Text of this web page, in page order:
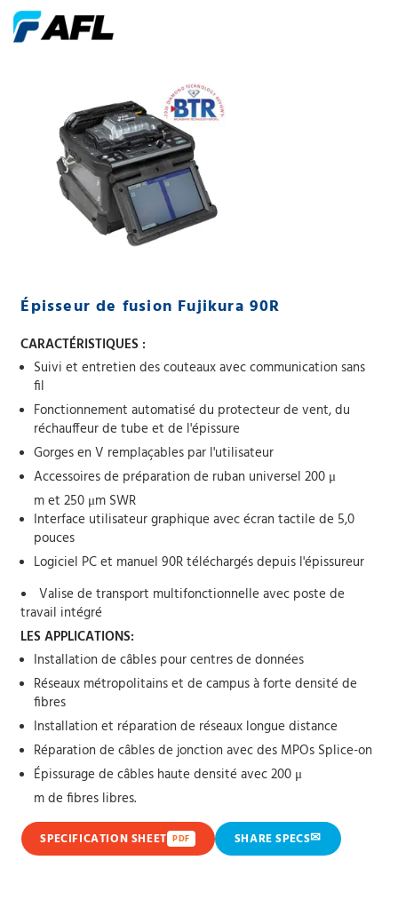
Épisseur de fusion Fujikura 90R
CARACTÉRISTIQUES :
Suivi et entretien des couteaux avec communication sans
fil
Fonctionnement automatisé du protecteur de vent, du
réchauffeur de tube et de l'épissure
Gorges en V remplaçables par l'utilisateur
Accessoires de préparation de ruban universel 200 μ
m et 250 μm SWR
Interface utilisateur graphique avec écran tactile de 5,0
pouces
Logiciel PC et manuel 90R téléchargés depuis l'épissureur
Valise de transport multifonctionnelle avec poste de
travail intégré
LES APPLICATIONS:
Installation de câbles pour centres de données
Réseaux métropolitains et de campus à forte densité de
fibres
Installation et réparation de réseaux longue distance
Réparation de câbles de jonction avec des MPOs Splice-on
Épissurage de câbles haute densité avec 200 μ
m de fibres libres.
SPECIFICATION SHEET PDF SHARE SPECS✉